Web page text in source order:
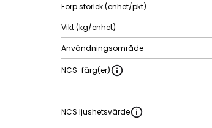
Förp.storlek (enhet/pkt)
Vikt (kg/enhet)
Användningsområde
NCS-färg(er)
NCS ljushetsvärde